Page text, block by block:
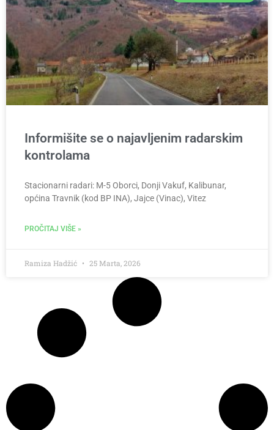
Informišite se o najavljenim radarskim
kontrolama
Stacionarni radari: M-5 Oborci, Donji Vakuf, Kalibunar,
općina Travnik (kod BP INA), Jajce (Vinac), Vitez
PROČITAJ VIŠE »
Ramiza Hadžić 25 Marta, 2026